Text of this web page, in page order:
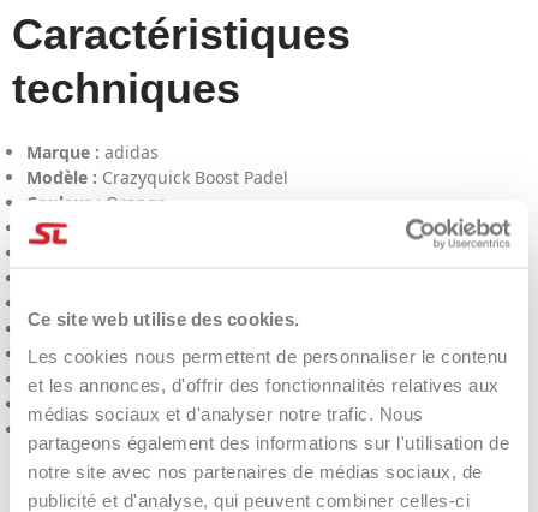
Ce site web utilise des cookies.
Les cookies nous permettent de personnaliser le contenu
et les annonces, d'offrir des fonctionnalités relatives aux
médias sociaux et d'analyser notre trafic. Nous
partageons également des informations sur l'utilisation de
notre site avec nos partenaires de médias sociaux, de
publicité et d'analyse, qui peuvent combiner celles-ci
Caractéristiques
techniques
Marque : adidas
Modèle : Crazyquick Boost Padel
Couleur : Orange
Sport :
Cible :
Stabilité :Structure du cadre de levage
Protection des orteils :Adituff anti-abrasion
Tige :Textile et synthétique léger
Durabilité :
≥ 20 % de matériaux recyclés
Intermédiaire / Avancé
Foire aux questions